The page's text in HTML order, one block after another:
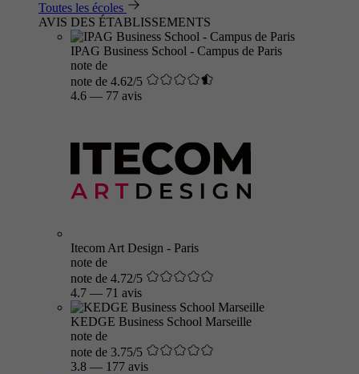
Toutes les écoles
AVIS DES ÉTABLISSEMENTS
IPAG Business School - Campus de Paris
note de
note de 4.62/5
4.6 — 77 avis
Itecom Art Design - Paris
note de
note de 4.72/5
4.7 — 71 avis
KEDGE Business School Marseille
note de
note de 3.75/5
3.8 — 177 avis